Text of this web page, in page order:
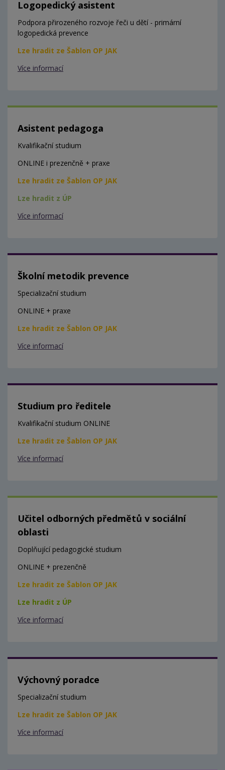
Logopedický asistent
Podpora přirozeného rozvoje řeči u dětí - primární
logopedická prevence
Lze hradit ze Šablon OP JAK
Více informací
Asistent pedagoga
Kvalifikační studium
ONLINE i prezenčně + praxe
Lze hradit ze Šablon OP JAK
Lze hradit z ÚP
Více informací
Školní metodik prevence
Specializační studium
ONLINE + praxe
Lze hradit ze Šablon OP JAK
Více informací
Studium pro ředitele
Kvalifikační studium ONLINE
Lze hradit ze Šablon OP JAK
Více informací
Učitel odborných předmětů v sociální
oblasti
Doplňující pedagogické studium
ONLINE + prezenčně
Lze hradit ze Šablon OP JAK
Lze hradit z ÚP
Více informací
Výchovný poradce
Specializační studium
Lze hradit ze Šablon OP JAK
Více informací